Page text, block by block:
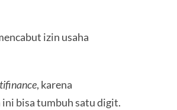
izin usaha
, karena
bisa tumbuh satu digit.